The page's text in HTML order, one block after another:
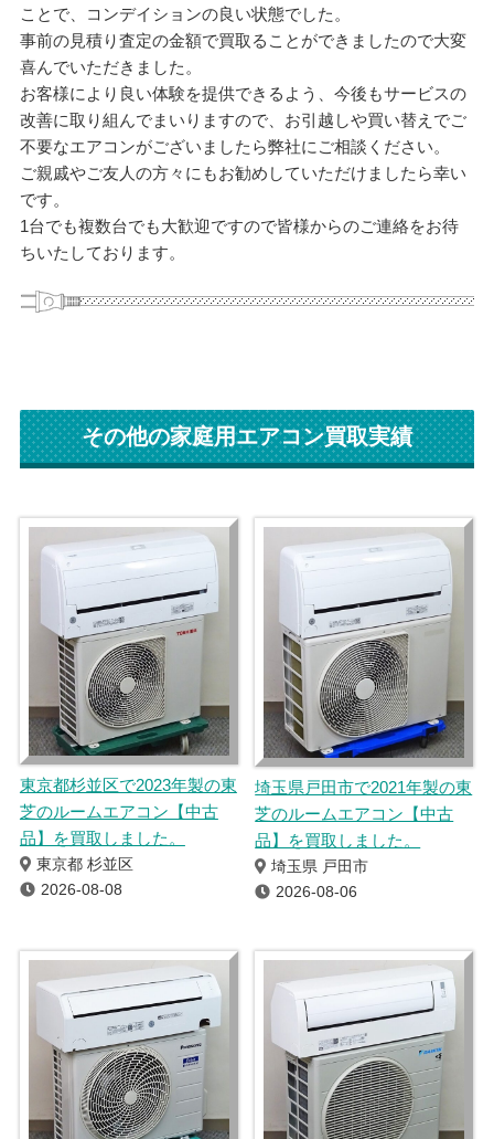
ことで、コンデイションの良い状態でした。
事前の見積り査定の金額で買取ることができましたので大変
喜んでいただきました。
お客様により良い体験を提供できるよう、今後もサービスの
改善に取り組んでまいりますので、お引越しや買い替えでご
不要なエアコンがございましたら弊社にご相談ください。
ご親戚やご友人の方々にもお勧めしていただけましたら幸い
です。
1台でも複数台でも大歓迎ですので皆様からのご連絡をお待
ちいたしております。
その他の家庭用エアコン買取実績
東京都杉並区で2023年製の東
芝のルームエアコン【中古
品】を買取しました。
東京都 杉並区
2026-08-08
埼玉県戸田市で2021年製の東
芝のルームエアコン【中古
品】を買取しました。
埼玉県 戸田市
2026-08-06